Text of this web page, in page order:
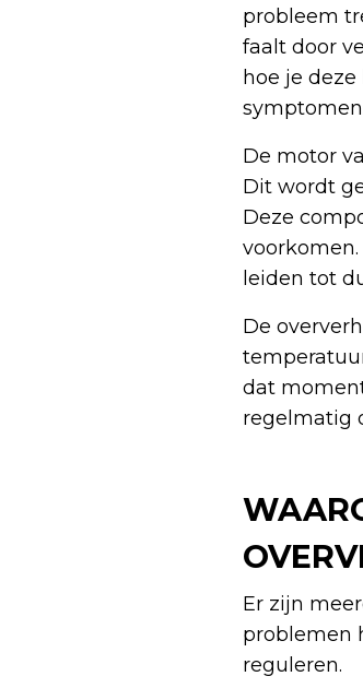
probleem
faalt door
hoe je
De motor
Dit wordt
Deze
leiden tot
De
dat
regelmatig
Er zijn
problemen
reguleren.